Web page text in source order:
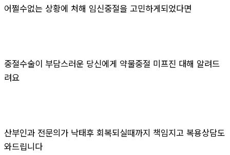
어쩔수없는 상황에 처해 임신중절을 고민하게되었다면
중절수술이 부담스러운 당신에게 약물중절 미프진 대해 알려드
려요
산부인과 전문의가 낙태후 회복되실때까지 책임지고 복용상담도
와드립니다